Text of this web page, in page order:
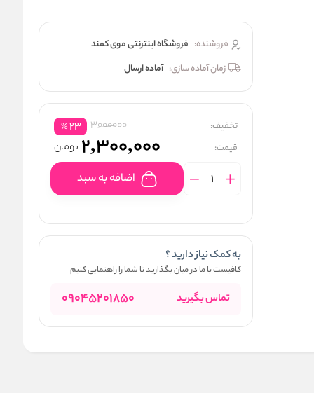
فروشنده: فروشگاه اینترنتی موی کمند
زمان آماده سازی: آماده ارسال
تخفیف: 3000000
23
%
قیمت: 2,300,000 تومان
اضافه به سبد
به کمک نیاز دارید ؟
کافیست با ما در میان بگذارید تا شما را راهنمایی کنیم
تماس بگیرید 09045201850